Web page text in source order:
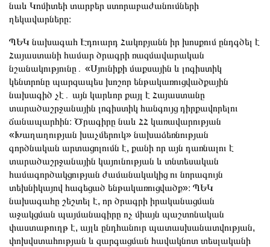
նաև Կոմիտեի տարբեր ստորաբաժանումների
ղեկավարները։
ՊԵԿ նախագահ Էդուարդ Հակոբյանն իր խոսքում ընդգծել է
Հայաստանի համար ծրագրի ռազմավարական
նշանակությունը․ «Սյունիքի մաքսային և լոգիստիկ
կենտրոնը պարզապես խոշոր ենթակառուցվածքային
նախագիծ չէ․ այն կարևոր քայլ է Հայաստանը
տարածաշրջանային լոգիստիկ հանգույց դիրքավորելու
ճանապարհին։ Ծրագիրը նաև ՀՀ կառավարության
«Խաղաղության խաչմերուկ» նախաձեռնության
գործնական արտացոլումն է, քանի որ այն դառնալու է
տարածաշրջանային կայունության և տնտեսական
համագործակցության ժամանակակից ու նորագույն
տեխնիկայով հագեցած ենթակառուցվածք»։ ՊԵԿ
նախագահը շեշտել է, որ ծրագրի իրականացման
աջակցման պայմանագիրը ոչ միայն պաշտոնական
փաստաթուղթ է, այլև ընդհանուր պատասխանատվության,
փոխվստահության և զարգացման հավակնոտ տեսլականի